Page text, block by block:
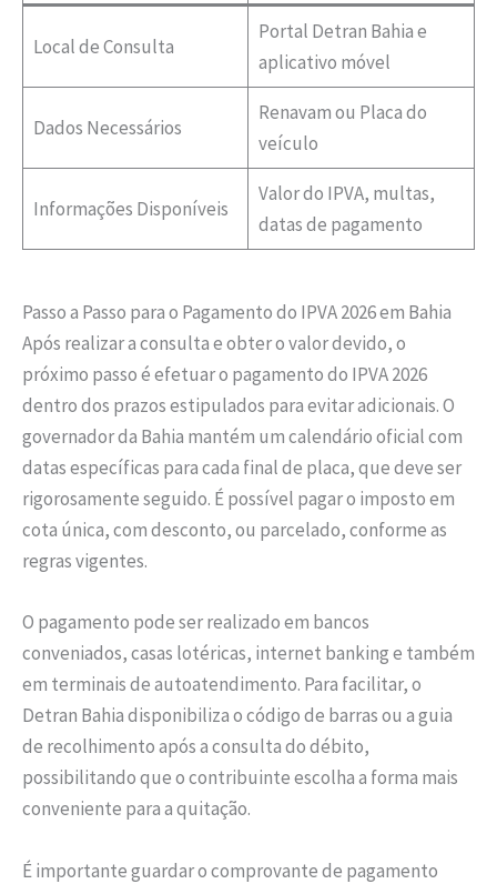
Local de Consulta
Portal Detran Bahia e
aplicativo móvel
Dados Necessários
Renavam ou Placa do
veículo
Informações Disponíveis
Valor do IPVA, multas,
datas de pagamento
Passo a Passo para o Pagamento do IPVA 2026 em Bahia
Após realizar a consulta e obter o valor devido, o
próximo passo é efetuar o pagamento do IPVA 2026
dentro dos prazos estipulados para evitar adicionais. O
governador da Bahia mantém um calendário oficial com
datas específicas para cada final de placa, que deve ser
rigorosamente seguido. É possível pagar o imposto em
cota única, com desconto, ou parcelado, conforme as
regras vigentes.
O pagamento pode ser realizado em bancos
conveniados, casas lotéricas, internet banking e também
em terminais de autoatendimento. Para facilitar, o
Detran Bahia disponibiliza o código de barras ou a guia
de recolhimento após a consulta do débito,
possibilitando que o contribuinte escolha a forma mais
conveniente para a quitação.
É importante guardar o comprovante de pagamento